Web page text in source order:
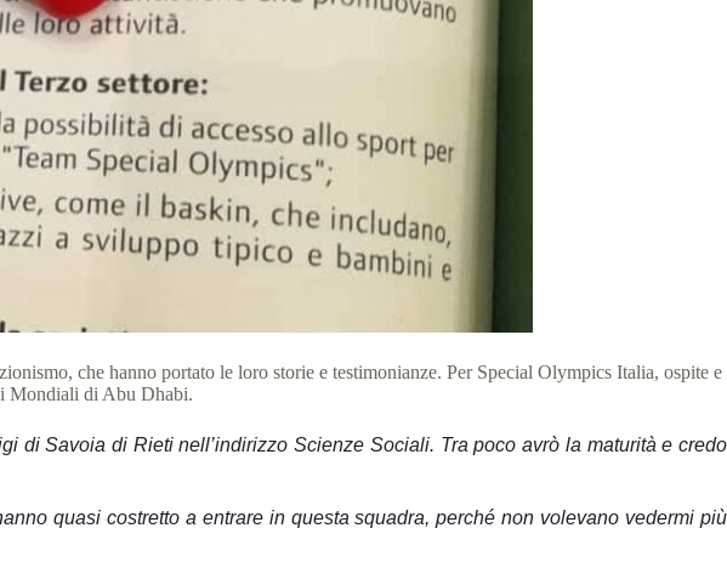
che hanno portato le loro storie e testimonianze. Per Special Olympics Italia, ospite e
Mondiali di Abu Dhabi.
di Savoia di Rieti nell’indirizzo Scienze Sociali. Tra poco avrò la maturità e credo
quasi costretto a entrare in questa squadra, perché non volevano vedermi più